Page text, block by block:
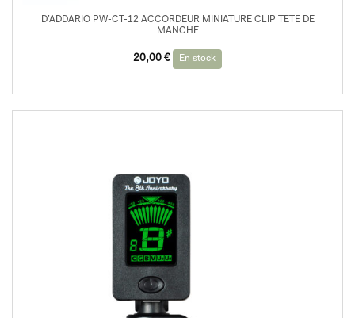
D’ADDARIO PW-CT-12 ACCORDEUR MINIATURE CLIP TETE DE
MANCHE
20,00 € En stock